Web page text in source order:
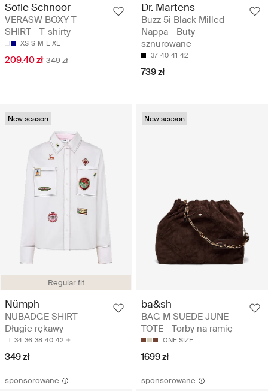
Sofie Schnoor
VERASW BOXY T-
SHIRT - T-shirty
XS S M L XL
209.40 zł 349 zł
Dr. Martens
Buzz 5i Black Milled
Nappa - Buty
sznurowane
37 40 41 42
739 zł
Regular fit
New season
Nümph
NUBADGE SHIRT -
Długie rękawy
34 36 38 40 42
349 zł
New season
ba&sh
BAG M SUEDE JUNE
TOTE - Torby na ramię
ONE SIZE
1699 zł
sponsorowane sponsorowane